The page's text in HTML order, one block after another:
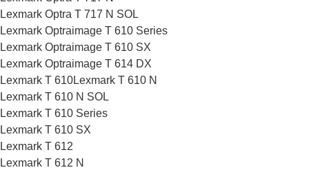
Lexmark Optra T 717 N SOL
Lexmark Optraimage T 610 Series
Lexmark Optraimage T 610 SX
Lexmark Optraimage T 614 DX
Lexmark T 610Lexmark T 610 N
Lexmark T 610 N SOL
Lexmark T 610 Series
Lexmark T 610 SX
Lexmark T 612
Lexmark T 612 N